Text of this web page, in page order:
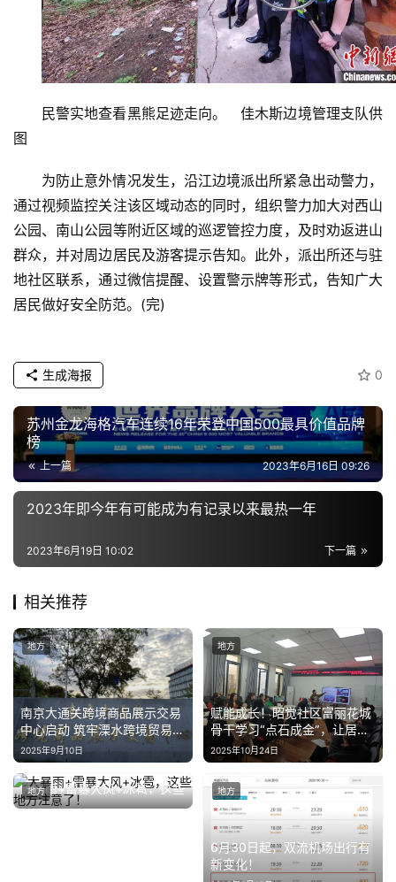
教
专
题
汽
·
源
登录 注册
民警实地查看黑熊足迹走向。 佳木斯边境管理支队供
图
为防止意外情况发生，沿江边境派出所紧急出动警力，
通过视频监控关注该区域动态的同时，组织警力加大对西山
公园、南山公园等附近区域的巡逻管控力度，及时劝返进山
群众，并对周边居民及游客提示告知。此外，派出所还与驻
地社区联系，通过微信提醒、设置警示牌等形式，告知广大
居民做好安全防范。(完)
0
生成海报
苏州金龙海格汽车连续16年荣登中国500最具价值品牌
榜
上一篇 2023年6月16日 09:26
2023年即今年有可能成为有记录以来最热一年
下一篇
2023年6月19日 10:02
相关推荐
南京大通关跨境商品展示交易
中心启动 筑牢溧水跨境贸易高
质量发展新支柱
2025年9月10日
地方
赋能成长！昭觉社区富丽花城
骨干学习“点石成金”，让居民
需求变身暖心服务
2025年10月24日
地方
大暴雨+雷暴大风+冰雹，这些
地方注意了！
2023年8月30日
地方
6月30日起，双流机场出行有
新变化！
地方